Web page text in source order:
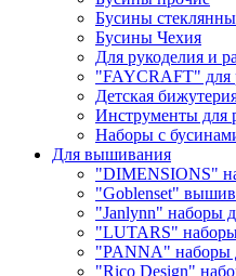
Бусины
Бусины Чехия
Для рукоделия и
"FAYCRAFT" для
Детская
Инструменты для
Наборы с
Для вышивания
"DIMENSIONS"
"Goblenset"
"Janlynn" наборы
"LUTARS"
"PANNA" наборы
"Rico Design"